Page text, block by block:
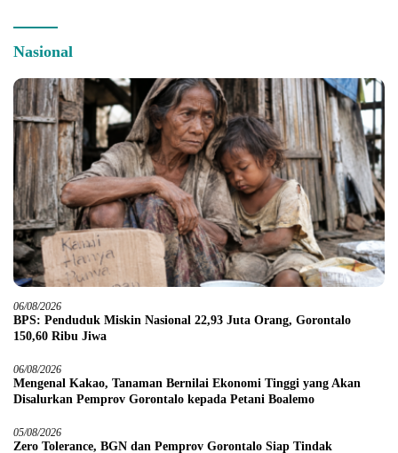
Nasional
06/08/2026
BPS: Penduduk Miskin Nasional 22,93 Juta Orang, Gorontalo
150,60 Ribu Jiwa
06/08/2026
Mengenal Kakao, Tanaman Bernilai Ekonomi Tinggi yang Akan
Disalurkan Pemprov Gorontalo kepada Petani Boalemo
05/08/2026
Zero Tolerance, BGN dan Pemprov Gorontalo Siap Tindak